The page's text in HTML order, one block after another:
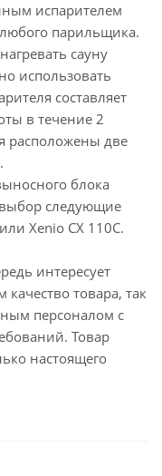
испарителем
парильщика.
сауну
использовать
составляет
в течение 2
расположены две
блока
выбор следующие
Xenio CX 110C.
интересует
товара, так
персоналом с
Товар
настоящего